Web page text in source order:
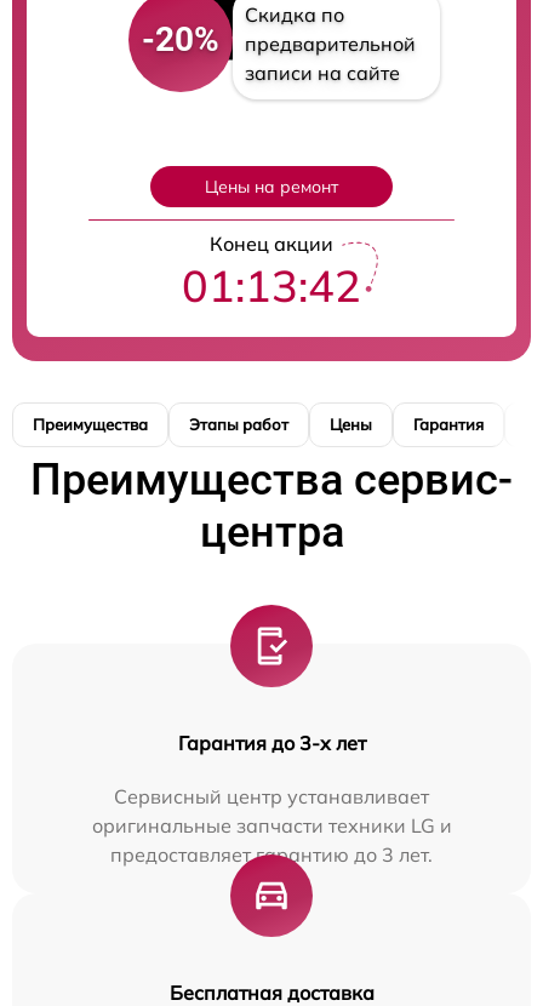
-20%
Скидка по
предварительной
записи на сайте
Цены на ремонт
Конец акции
01:13:41
Преимущества Этапы работ Цены Гарантия
Преимущества сервис-
центра
Гарантия до 3-х лет
Сервисный центр устанавливает
оригинальные запчасти техники LG и
предоставляет гарантию до 3 лет.
Бесплатная доставка